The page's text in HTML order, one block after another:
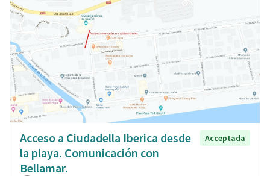
Acceso a Ciudadella Iberica desde
la playa. Comunicación con
Bellamar.
Acceptada